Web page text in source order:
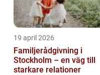
19 april 2026
Familjerådgivning i
Stockholm – en väg till
starkare relationer